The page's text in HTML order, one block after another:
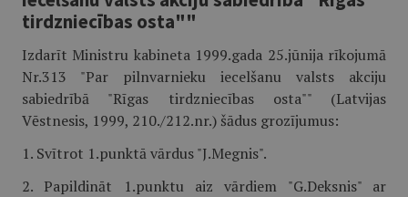
tirdzniecības osta""
Izdarīt Ministru kabineta 1999.gada 25.jūnija rīkojumā
Nr.313 "Par pilnvarnieku iecelšanu valsts akciju
sabiedrībā "Rīgas tirdzniecības osta"" (Latvijas
Vēstnesis, 1999, 210./212.nr.) šādus grozījumus:
1. Svītrot 1.punktā vārdus "J.Megnis".
2. Papildināt 1.punktu aiz vārdiem "G.Deksnis" ar